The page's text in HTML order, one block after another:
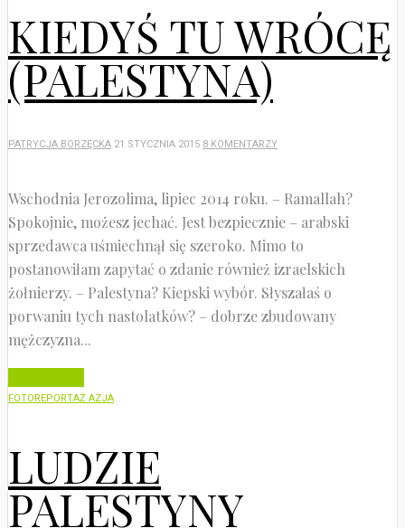
KIEDYŚ TU WRÓCĘ
(PALESTYNA)
PATRYCJA BORZĘCKA 21 STYCZNIA 2015 8 KOMENTARZY
Wschodnia Jerozolima, lipiec 2014 roku. – Ramallah?
Spokojnie, możesz jechać. Jest bezpiecznie – arabski
sprzedawca uśmiechnął się szeroko. Mimo to
postanowiłam zapytać o zdanie również izraelskich
żołnierzy. – Palestyna? Kiepski wybór. Słyszałaś o
porwaniu tych nastolatków? – dobrze zbudowany
mężczyzna...
FOTOREPORTAŻ AZJA
LUDZIE
PALESTYNY